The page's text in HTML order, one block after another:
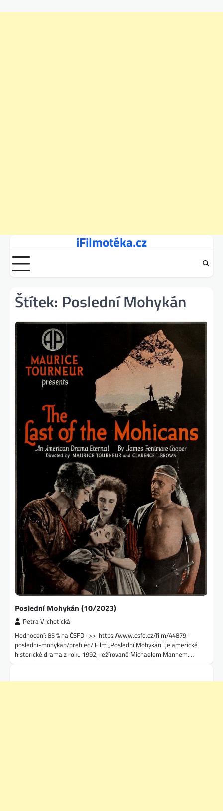
content
iFilmotéka.cz
Štítek: Poslední Mohykán
Poslední Mohykán (10/2023)
Petra Vrchotická
Hodnocení: 85 % na ČSFD ->> https://www.csfd.cz/film/44879-
posledni-mohykan/prehled/ Film „Poslední Mohykán“ je americké
historické drama z roku 1992, režírované Michaelem Mannem.…